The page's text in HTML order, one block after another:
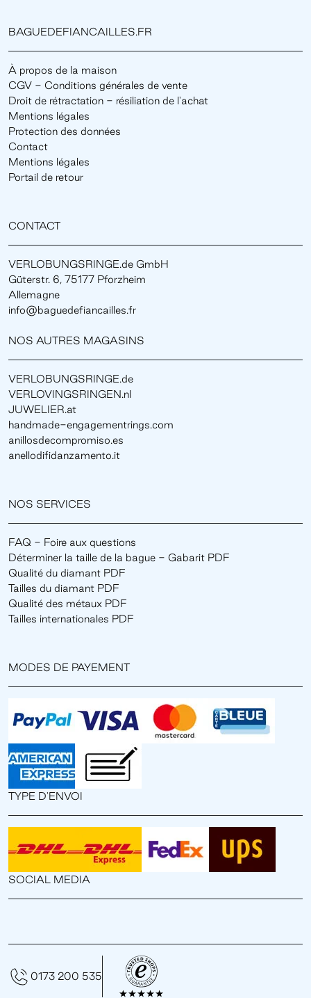
BAGUEDEFIANCAILLES.FR
À propos de la maison
CGV - Conditions générales de vente
Droit de rétractation - résiliation de l'achat
Mentions légales
Protection des données
Contact
Mentions légales
Portail de retour
CONTACT
VERLOBUNGSRINGE.de GmbH
Güterstr. 6, 75177 Pforzheim
Allemagne
info@baguedefiancailles.fr
NOS AUTRES MAGASINS
VERLOBUNGSRINGE.de
VERLOVINGSRINGEN.nl
JUWELIER.at
handmade-engagementrings.com
anillosdecompromiso.es
anellodifidanzamento.it
NOS SERVICES
FAQ - Foire aux questions
Déterminer la taille de la bague - Gabarit PDF
Qualité du diamant PDF
Tailles du diamant PDF
Qualité des métaux PDF
Tailles internationales PDF
MODES DE PAYEMENT
TYPE D'ENVOI
SOCIAL MEDIA
0173 200 535